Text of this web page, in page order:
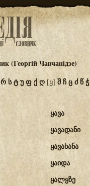
(Георгій Чавчанідзе)
რსტუფქღ [ყ] შჩცძწჭ
ყავა
ყავადანი
ყავახანა
ყაიდა
ყალყზე